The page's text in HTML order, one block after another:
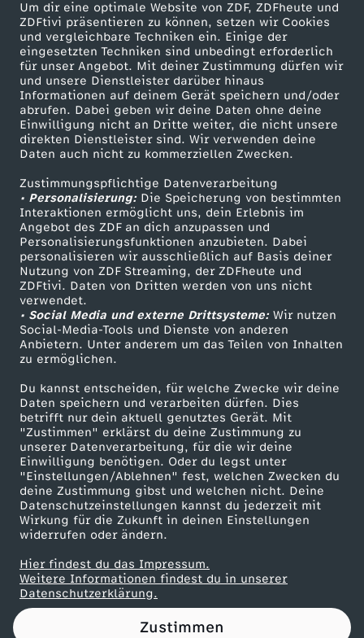
Um dir eine optimale Website von ZDF, ZDFheute und
ZDFtivi präsentieren zu können, setzen wir Cookies
und vergleichbare Techniken ein. Einige der
eingesetzten Techniken sind unbedingt erforderlich
für unser Angebot. Mit deiner Zustimmung dürfen wir
und unsere Dienstleister darüber hinaus
Informationen auf deinem Gerät speichern und/oder
abrufen. Dabei geben wir deine Daten ohne deine
Einwilligung nicht an Dritte weiter, die nicht unsere
direkten Dienstleister sind. Wir verwenden deine
Daten auch nicht zu kommerziellen Zwecken.
Zustimmungspflichtige Datenverarbeitung
• Personalisierung:Die Speicherung von bestimmten
Interaktionen ermöglicht uns, dein Erlebnis im
Angebot des ZDF an dich anzupassen und
Personalisierungsfunktionen anzubieten. Dabei
personalisieren wir ausschließlich auf Basis deiner
Nutzung von ZDF Streaming, der ZDFheute und
ZDFtivi. Daten von Dritten werden von uns nicht
verwendet.
• Social Media und externe Drittsysteme:Wir nutzen
Social-Media-Tools und Dienste von anderen
Anbietern. Unter anderem um das Teilen von Inhalten
zu ermöglichen.
Du kannst entscheiden, für welche Zwecke wir deine
Daten speichern und verarbeiten dürfen. Dies
betrifft nur dein aktuell genutztes Gerät. Mit
"Zustimmen" erklärst du deine Zustimmung zu
unserer Datenverarbeitung, für die wir deine
Einwilligung benötigen. Oder du legst unter
"Einstellungen/Ablehnen" fest, welchen Zwecken du
deine Zustimmung gibst und welchen nicht. Deine
Datenschutzeinstellungen kannst du jederzeit mit
Wirkung für die Zukunft in deinen Einstellungen
widerrufen oder ändern.
Hier findest du das Impressum.
Weitere Informationen findest du in unserer
Datenschutzerklärung.
Zustimmen
r
a
u
e
n
-
F
i
n
a
l
e
:
F
C
B
Mehr ZDF
ZDF-Apps
Smart TV
ZDFtext
Livestreams
Sendungen A-Z
TV-Programm
Service
ZDFmitreden
Kontakt zum ZDF
Tickets
Zuschauerservice
Hilfe
ZDF Unternehmen
Karriere
ZDF goes Schule
Werbefernsehen
Mainzelmännchen
Partner